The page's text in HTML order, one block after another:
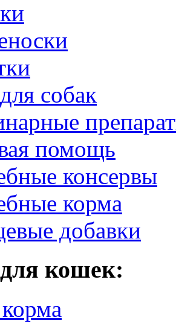
собак
помощь
консервы
корма
добавки
кошек: